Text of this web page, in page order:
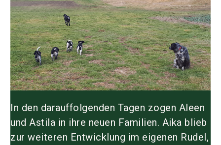
In den darauffolgenden Tagen zogen Aleen
und Astila in ihre neuen Familien. Aika blieb
zur weiteren Entwicklung im eigenen Rudel,